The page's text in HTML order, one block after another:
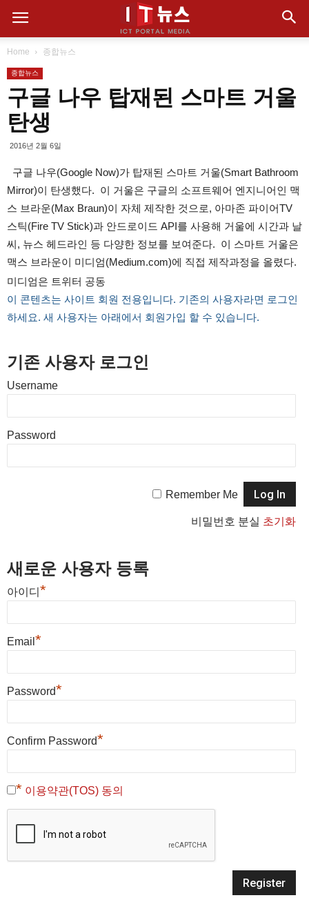
Home 종합뉴스
종합뉴스
구글 나우 탑재된 스마트 거울
탄생
2016년 2월 6일
구글 나우(Google Now)가 탑재된 스마트 거울(Smart Bathroom
Mirror)이 탄생했다. 이 거울은 구글의 소프트웨어 엔지니어인 맥
스 브라운(Max Braun)이 자체 제작한 것으로, 아마존 파이어TV
스틱(Fire TV Stick)과 안드로이드 API를 사용해 거울에 시간과 날
씨, 뉴스 헤드라인 등 다양한 정보를 보여준다. 이 스마트 거울은
맥스 브라운이 미디엄(Medium.com)에 직접 제작과정을 올렸다.
미디엄은 트위터 공동
이 콘텐츠는 사이트 회원 전용입니다. 기존의 사용자라면 로그인
하세요. 새 사용자는 아래에서 회원가입 할 수 있습니다.
기존 사용자 로그인
Username
Password
Remember Me
비밀번호 분실 초기화
새로운 사용자 등록
아이디 *
Email *
Password*
Confirm Password*
* 이용약관(TOS) 동의